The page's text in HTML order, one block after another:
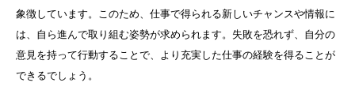
象徴しています。このため、仕事で得られる新しいチャンスや情報に
は、自ら進んで取り組む姿勢が求められます。失敗を恐れず、自分の
意見を持って行動することで、より充実した仕事の経験を得ることが
できるでしょう。